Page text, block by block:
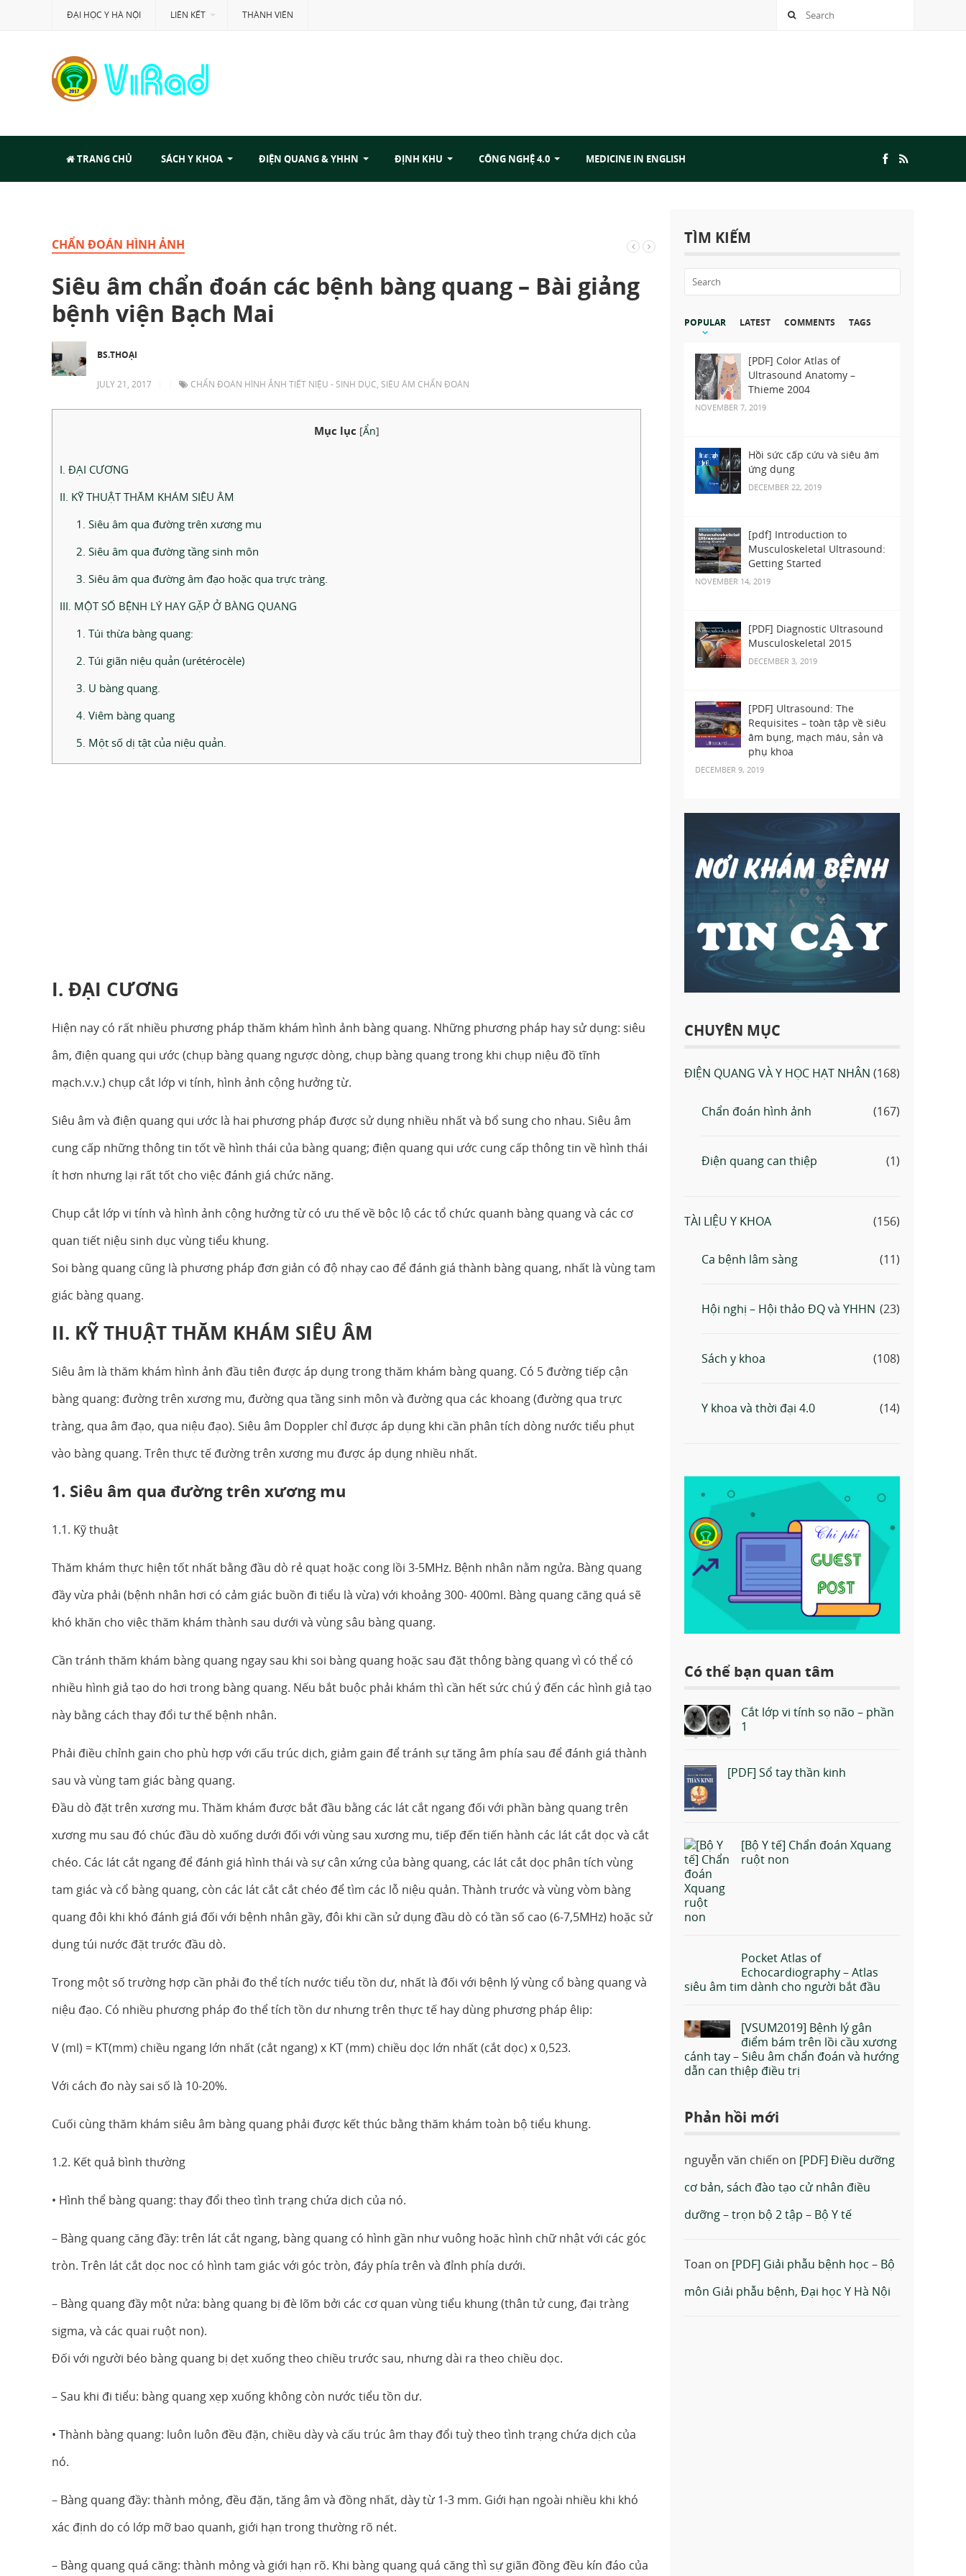
ĐẠI HỌC Y HÀ NỘI LIÊN KẾT THÀNH VIÊN
TRANG CHỦ SÁCH Y KHOA ĐIỆN QUANG & YHHN ĐỊNH KHU CÔNG NGHỆ 4.0 MEDICINE IN ENGLISH
CHẨN ĐOÁN HÌNH ẢNH
Siêu âm chẩn đoán các bệnh bàng quang – Bài giảng
bệnh viện Bạch Mai
BS.THOẠI
JULY 21, 2017 CHẨN ĐOÁN HÌNH ẢNH TIẾT NIỆU - SINH DỤC, SIÊU ÂM CHẨN ĐOÁN
Mục lục [Ẩn]
I. ĐẠI CƯƠNG
II. KỸ THUẬT THĂM KHÁM SIÊU ÂM
1. Siêu âm qua đường trên xương mu
2. Siêu âm qua đường tầng sinh môn
3. Siêu âm qua đường âm đạo hoặc qua trực tràng.
III. MỘT SỐ BỆNH LÝ HAY GẶP Ở BÀNG QUANG
1. Túi thừa bàng quang:
2. Túi giãn niệu quản (urétérocèle)
3. U bàng quang.
4. Viêm bàng quang
5. Một số dị tật của niệu quản.
I. ĐẠI CƯƠNG
Hiện nay có rất nhiều phương pháp thăm khám hình ảnh bàng quang. Những phương pháp hay sử dụng: siêu
âm, điện quang qui ước (chụp bàng quang ngược dòng, chụp bàng quang trong khi chụp niệu đồ tĩnh
mạch.v.v.) chụp cắt lớp vi tính, hình ảnh cộng hưởng từ.
Siêu âm và điện quang qui ước là hai phương pháp được sử dụng nhiều nhất và bổ sung cho nhau. Siêu âm
cung cấp những thông tin tốt về hình thái của bàng quang; điện quang qui ước cung cấp thông tin về hình thái
ít hơn nhưng lại rất tốt cho việc đánh giá chức năng.
Chụp cắt lớp vi tính và hình ảnh cộng hưởng từ có ưu thế về bộc lộ các tổ chức quanh bàng quang và các cơ
quan tiết niệu sinh dục vùng tiểu khung.
Soi bàng quang cũng là phương pháp đơn giản có độ nhạy cao để đánh giá thành bàng quang, nhất là vùng tam
giác bàng quang.
II. KỸ THUẬT THĂM KHÁM SIÊU ÂM
Siêu âm là thăm khám hình ảnh đầu tiên được áp dụng trong thăm khám bàng quang. Có 5 đường tiếp cận
bàng quang: đường trên xương mu, đường qua tầng sinh môn và đường qua các khoang (đường qua trực
tràng, qua âm đạo, qua niệu đạo). Siêu âm Doppler chỉ được áp dụng khi cần phân tích dòng nước tiểu phụt
vào bàng quang. Trên thực tế đường trên xương mu được áp dụng nhiều nhất.
1. Siêu âm qua đường trên xương mu
1.1. Kỹ thuật
Thăm khám thực hiện tốt nhất bằng đầu dò rẻ quạt hoặc cong lồi 3-5MHz. Bệnh nhân nằm ngửa. Bàng quang
đầy vừa phải (bệnh nhân hơi có cảm giác buồn đi tiểu là vừa) với khoảng 300- 400ml. Bàng quang căng quá sẽ
khó khăn cho việc thăm khám thành sau dưới và vùng sâu bàng quang.
Cần tránh thăm khám bàng quang ngay sau khi soi bàng quang hoặc sau đặt thông bàng quang vì có thể có
nhiều hình giả tạo do hơi trong bàng quang. Nếu bắt buộc phải khám thì cần hết sức chú ý đến các hình giả tạo
này bằng cách thay đổi tư thế bệnh nhân.
Phải điều chỉnh gain cho phù hợp với cấu trúc dịch, giảm gain để tránh sự tăng âm phía sau để đánh giá thành
sau và vùng tam giác bàng quang.
Đầu dò đặt trên xương mu. Thăm khám được bắt đầu bằng các lát cắt ngang đối với phần bàng quang trên
xương mu sau đó chúc đầu dò xuống dưới đối với vùng sau xương mu, tiếp đến tiến hành các lát cắt dọc và cắt
chéo. Các lát cắt ngang để đánh giá hình thái và sự cân xứng của bàng quang, các lát cắt dọc phân tích vùng
tam giác và cổ bàng quang, còn các lát cắt cắt chéo để tìm các lỗ niệu quản. Thành trước và vùng vòm bàng
quang đôi khi khó đánh giá đối với bệnh nhân gầy, đôi khi cần sử dụng đầu dò có tần số cao (6-7,5MHz) hoặc sử
dụng túi nước đặt trước đầu dò.
Trong một số trường hợp cần phải đo thể tích nước tiểu tồn dư, nhất là đối với bệnh lý vùng cổ bàng quang và
niệu đạo. Có nhiều phương pháp đo thể tích tồn dư nhưng trên thực tế hay dùng phương pháp êlip:
V (ml) = KT(mm) chiều ngang lớn nhất (cắt ngang) x KT (mm) chiều dọc lớn nhất (cắt dọc) x 0,523.
Với cách đo này sai số là 10-20%.
Cuối cùng thăm khám siêu âm bàng quang phải được kết thúc bằng thăm khám toàn bộ tiểu khung.
1.2. Kết quả bình thường
• Hình thể bàng quang: thay đổi theo tình trạng chứa dịch của nó.
– Bàng quang căng đầy: trên lát cắt ngang, bàng quang có hình gần như vuông hoặc hình chữ nhật với các góc
tròn. Trên lát cắt dọc noc có hình tam giác với góc tròn, đáy phía trên và đỉnh phía dưới.
– Bàng quang đầy một nửa: bàng quang bị đè lõm bởi các cơ quan vùng tiểu khung (thân tử cung, đại tràng
sigma, và các quai ruột non).
Đối với người béo bàng quang bị dẹt xuống theo chiều trước sau, nhưng dài ra theo chiều dọc.
– Sau khi đi tiểu: bàng quang xẹp xuống không còn nước tiểu tồn dư.
• Thành bàng quang: luôn luôn đều đặn, chiều dày và cấu trúc âm thay đổi tuỳ theo tình trạng chứa dịch của
nó.
– Bàng quang đầy: thành mỏng, đều đặn, tăng âm và đồng nhất, dày từ 1-3 mm. Giới hạn ngoài nhiều khi khó
xác định do có lớp mỡ bao quanh, giới hạn trong thường rõ nét.
– Bàng quang quá căng: thành mỏng và giới hạn rõ. Khi bàng quang quá căng thì sự giãn đồng đều kín đáo của
TÌM KIẾM
POPULAR LATEST COMMENTS TAGS
[PDF] Color Atlas of
Ultrasound Anatomy –
Thieme 2004
NOVEMBER 7, 2019
Hồi sức cấp cứu và siêu âm
ứng dụng
DECEMBER 22, 2019
[pdf] Introduction to
Musculoskeletal Ultrasound:
Getting Started
NOVEMBER 14, 2019
[PDF] Diagnostic Ultrasound
Musculoskeletal 2015
DECEMBER 3, 2019
[PDF] Ultrasound: The
Requisites – toàn tập về siêu
âm bụng, mạch máu, sản và
phụ khoa
DECEMBER 9, 2019
CHUYÊN MỤC
ĐIỆN QUANG VÀ Y HỌC HẠT NHÂN (168)
Chẩn đoán hình ảnh (167)
Điện quang can thiệp (1)
TÀI LIỆU Y KHOA (156)
Ca bệnh lâm sàng (11)
Hội nghị – Hội thảo ĐQ và YHHN (23)
Sách y khoa (108)
Y khoa và thời đại 4.0 (14)
Có thể bạn quan tâm
Cắt lớp vi tính sọ não – phần
1
[PDF] Sổ tay thần kinh
[Bộ Y tế] Chẩn đoán Xquang
ruột non
Pocket Atlas of
Echocardiography – Atlas
siêu âm tim dành cho người bắt đầu
[VSUM2019] Bệnh lý gân
điểm bám trên lồi cầu xương
cánh tay – Siêu âm chẩn đoán và hướng
dẫn can thiệp điều trị
Phản hồi mới
nguyễn văn chiến on [PDF] Điều dưỡng
cơ bản, sách đào tạo cử nhân điều
dưỡng – trọn bộ 2 tập – Bộ Y tế
Toan on [PDF] Giải phẫu bệnh học – Bộ
môn Giải phẫu bệnh, Đại học Y Hà Nội